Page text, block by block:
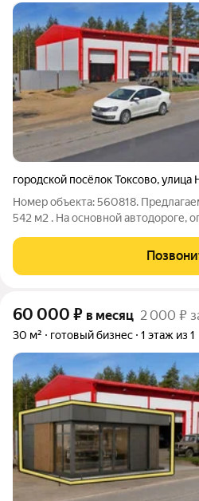
городской посёлок Токсово,улица
Номер объекта: 560818. Предлагаем в аренду ОСЗ площадью
542 м2 . На основной автодороге,
60 000 ₽ в месяц 2 000 ₽
30 м² готовый бизнес 1 этаж из 1